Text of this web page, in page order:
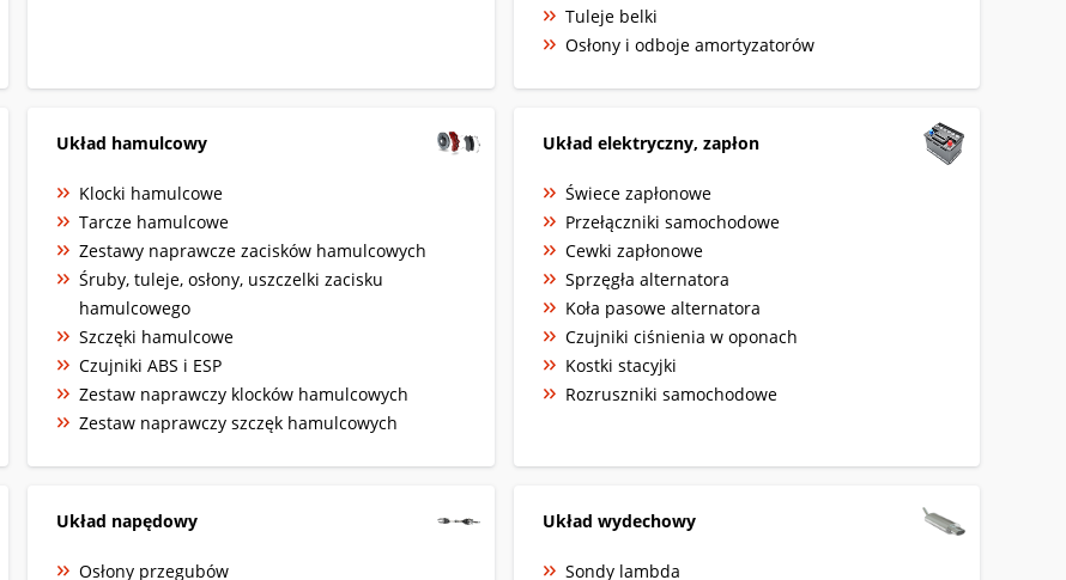
Tuleje belki
Osłony i odboje amortyzatorów
Układ hamulcowy
Klocki hamulcowe
Tarcze hamulcowe
Zestawy naprawcze zacisków hamulcowych
Śruby, tuleje, osłony, uszczelki zacisku
hamulcowego
Szczęki hamulcowe
Czujniki ABS i ESP
Zestaw naprawczy klocków hamulcowych
Zestaw naprawczy szczęk hamulcowych
Układ elektryczny, zapłon
Świece zapłonowe
Przełączniki samochodowe
Cewki zapłonowe
Sprzęgła alternatora
Koła pasowe alternatora
Czujniki ciśnienia w oponach
Kostki stacyjki
Rozruszniki samochodowe
Układ napędowy
Osłony przegubów
Układ wydechowy
Sondy lambda